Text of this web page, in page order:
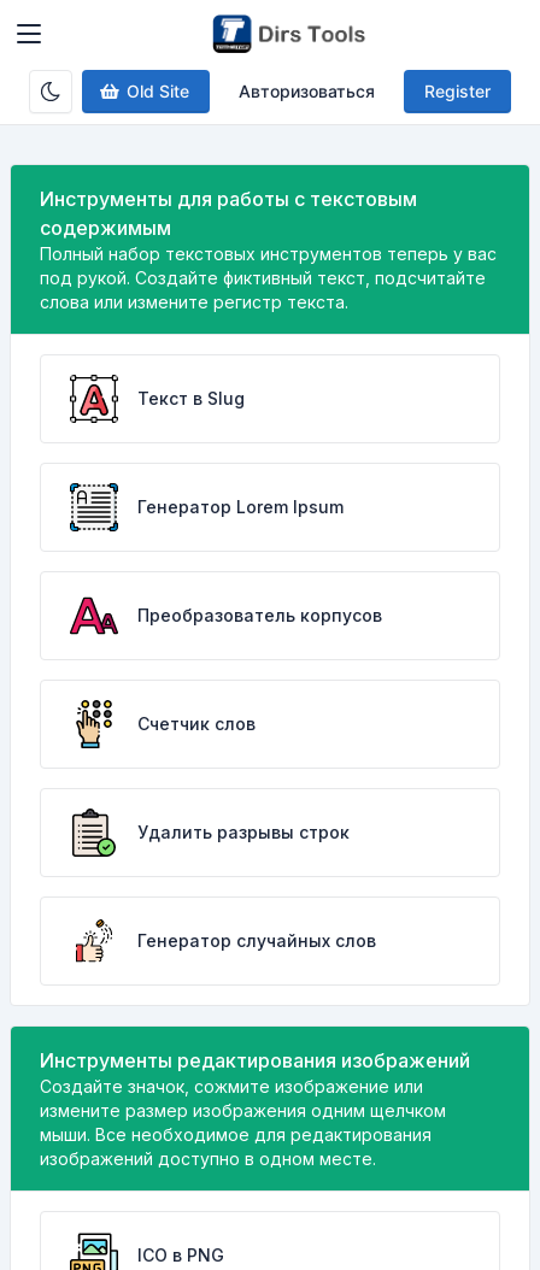
Old Site Авторизоваться Register
Инструменты для работы с текстовым
содержимым
Полный набор текстовых инструментов теперь у вас
под рукой. Создайте фиктивный текст, подсчитайте
слова или измените регистр текста.
Текст в Slug
Генератор Lorem Ipsum
Преобразователь корпусов
Счетчик слов
Удалить разрывы строк
Генератор случайных слов
Инструменты редактирования изображений
Создайте значок, сожмите изображение или
измените размер изображения одним щелчком
мыши. Все необходимое для редактирования
изображений доступно в одном месте.
ICO в PNG